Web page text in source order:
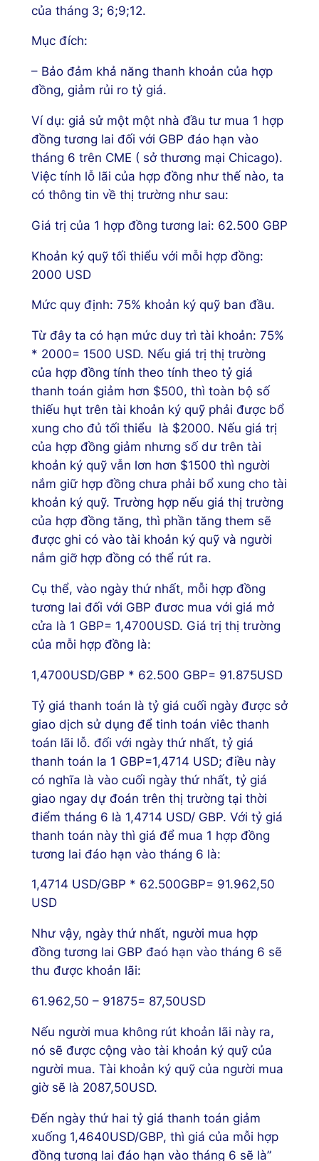
của tháng 3; 6;9;12.
Mục đích:
– Bảo đảm khả năng thanh khoản của hợp
đồng, giảm rủi ro tỷ giá.
Ví dụ: giả sử một một nhà đầu tư mua 1 hợp
đồng tương lai đối với GBP đáo hạn vào
tháng 6 trên CME ( sở thương mại Chicago).
Việc tính lỗ lãi của hợp đồng như thế nào, ta
có thông tin về thị trường như sau:
Giá trị của 1 hợp đồng tương lai: 62.500 GBP
Khoản ký quỹ tối thiểu với mỗi hợp đồng:
2000 USD
Mức quy định: 75% khoản ký quỹ ban đầu.
Từ đây ta có hạn mức duy trì tài khoản: 75%
* 2000= 1500 USD. Nếu giá trị thị trường
của hợp đồng tính theo tính theo tỷ giá
thanh toán giảm hơn $500, thì toàn bộ số
thiếu hụt trên tài khoản ký quỹ phải được bổ
xung cho đủ tối thiểu là $2000. Nếu giá trị
của hợp đồng giảm nhưng số dư trên tài
khoản ký quỹ vẫn lơn hơn $1500 thì người
nắm giữ hợp đồng chưa phải bổ xung cho tài
khoản ký quỹ. Trường hợp nếu giá thị trường
của hợp đồng tăng, thì phần tăng them sẽ
được ghi có vào tài khoản ký quỹ và người
nắm giỡ hợp đồng có thể rút ra.
Cụ thể, vào ngày thứ nhất, mỗi hợp đồng
tương lai đối với GBP đươc mua với giá mở
cửa là 1 GBP= 1,4700USD. Giá trị thị trường
của mỗi hợp đồng là:
1,4700USD/GBP * 62.500 GBP= 91.875USD
Tỷ giá thanh toán là tỷ giá cuối ngày được sở
giao dịch sử dụng để tinh toán viêc thanh
toán lãi lỗ. đối với ngày thứ nhất, tỷ giá
thanh toán la 1 GBP=1,4714 USD; điều này
có nghĩa là vào cuối ngày thứ nhất, tỷ giá
giao ngay dự đoán trên thị trường tại thời
điểm tháng 6 là 1,4714 USD/ GBP. Với tỷ giá
thanh toán này thì giá để mua 1 hợp đồng
tương lai đáo hạn vào tháng 6 là:
1,4714 USD/GBP * 62.500GBP= 91.962,50
USD
Như vậy, ngày thứ nhất, người mua hợp
đồng tương lai GBP đaó hạn vào tháng 6 sẽ
thu được khoản lãi:
61.962,50 – 91875= 87,50USD
Nếu người mua không rút khoản lãi này ra,
nó sẽ được cộng vào tài khoản ký quỹ của
người mua. Tài khoản ký quỹ của người mua
giờ sẽ là 2087,50USD.
Đến ngày thứ hai tỷ giá thanh toán giảm
xuống 1,4640USD/GBP, thì giá của mỗi hợp
đồng tương lai đáo hạn vào tháng 6 sẽ là”